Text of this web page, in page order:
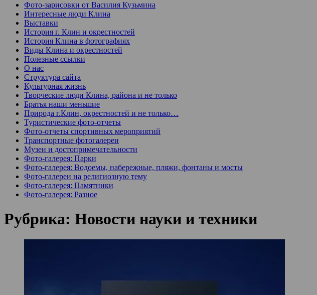
Фото-зарисовки от Василия Кузьмина
Интересные люди Клина
Выставки
История г. Клин и окрестностей
История Клина в фотографиях
Виды Клина и окрестностей
Полезные ссылки
О нас
Структура сайта
Культурная жизнь
Творческие люди Клина, района и не только
Братья наши меньшие
Природа г.Клин, окрестностей и не только…
Туристические фото-отчеты
Фото-отчеты спортивных мероприятий
Транспортные фотогалереи
Музеи и достопримечательности
Фото-галерея: Парки
Фото-галерея: Водоемы, набережные, пляжи, фонтаны и мосты
Фото-галереи на религиозную тему
Фото-галерея: Памятники
Фото-галерея: Разное
Рубрика: Новости науки и техники